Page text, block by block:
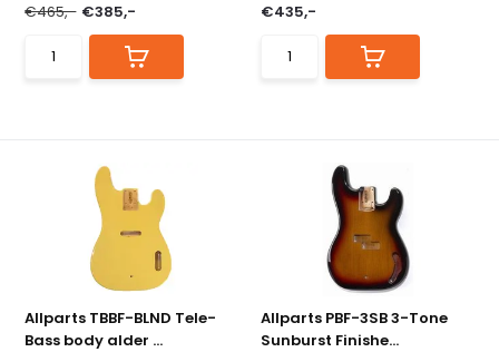
€465,- €385,-
€435,-
Allparts TBBF-BLND Tele-
Bass body alder ...
Allparts PBF-3SB 3-Tone
Sunburst Finishe...